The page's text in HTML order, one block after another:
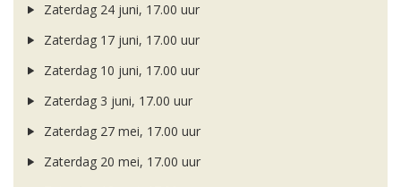
Zaterdag 24 juni, 17.00 uur
Zaterdag 17 juni, 17.00 uur
Zaterdag 10 juni, 17.00 uur
Zaterdag 3 juni, 17.00 uur
Zaterdag 27 mei, 17.00 uur
Zaterdag 20 mei, 17.00 uur